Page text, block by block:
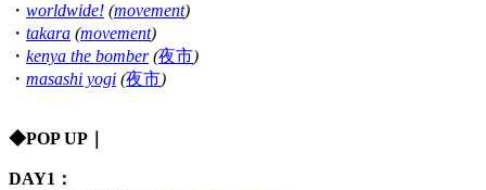
・ worldwide! (movement)
・ takara (movement)
・ kenya the bomber(夜市)
・ masashi yogi (夜市)
◆POP UP｜
DAY1：